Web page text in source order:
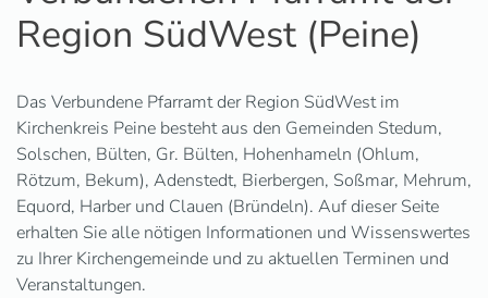
Region SüdWest (Peine)
Das Verbundene Pfarramt der Region SüdWest im
Kirchenkreis Peine besteht aus den Gemeinden Stedum,
Solschen, Bülten, Gr. Bülten, Hohenhameln (Ohlum,
Rötzum, Bekum), Adenstedt, Bierbergen, Soßmar, Mehrum,
Equord, Harber und Clauen (Bründeln). Auf dieser Seite
erhalten Sie alle nötigen Informationen und Wissenswertes
zu Ihrer Kirchengemeinde und zu aktuellen Terminen und
Veranstaltungen.